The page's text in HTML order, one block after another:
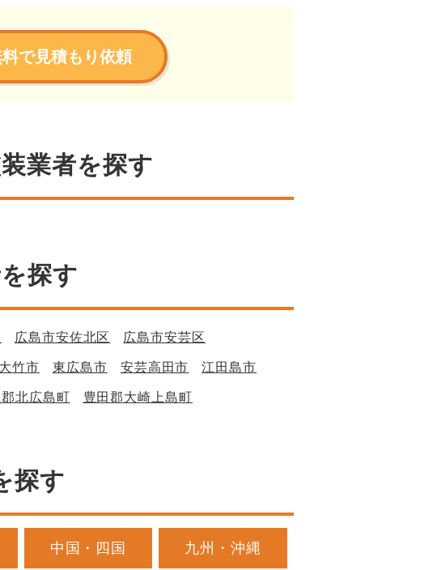
で見積もり依頼
業者を探す
探す
広島市安佐北区 広島市安芸区
大竹市 東広島市 安芸高田市 江田島市
北広島町 豊田郡大崎上島町
探す
中国・四国 九州・沖縄